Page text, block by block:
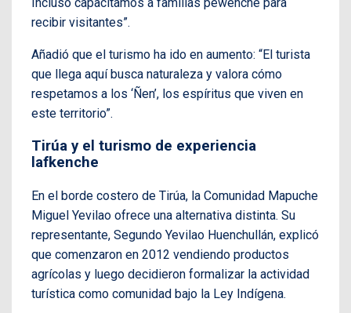
recibir visitantes”.
Añadió que el turismo ha ido en aumento: “El turista
que llega aquí busca naturaleza y valora cómo
respetamos a los ‘Ñen’, los espíritus que viven en
este territorio”.
Tirúa y el turismo de experiencia
lafkenche
En el borde costero de Tirúa, la Comunidad Mapuche
Miguel Yevilao ofrece una alternativa distinta. Su
representante, Segundo Yevilao Huenchullán, explicó
que comenzaron en 2012 vendiendo productos
agrícolas y luego decidieron formalizar la actividad
turística como comunidad bajo la Ley Indígena.